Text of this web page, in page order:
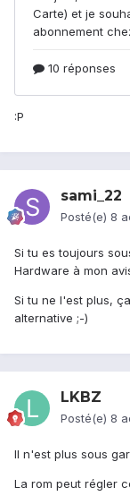
:P
sami_22
Posté(e) 8
Si tu es toujours
Hardware à mon
Si tu ne l'est plus,
alternative ;-)
LKBZ
Posté(e) 8
Il n'est plus sous
La rom peut régler